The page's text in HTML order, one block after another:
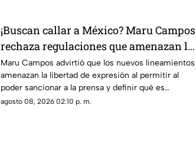
¡Buscan callar a México? Maru Campos
rechaza regulaciones que amenazan la
libertad de expresión y sancionan a la
prensa
Maru Campos advirtió que los nuevos lineamientos
amenazan la libertad de expresión al permitir al
poder sancionar a la prensa y definir qué es
información u opinión.
agosto 08, 2026 02:10 p. m.